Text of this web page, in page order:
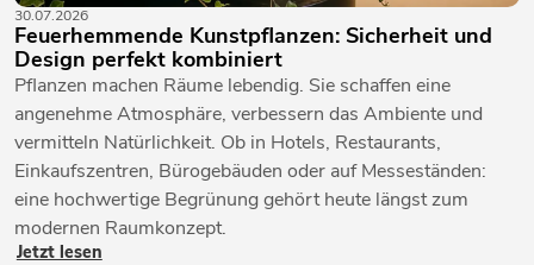
30.07.2026
Feuerhemmende Kunstpflanzen: Sicherheit und
Design perfekt kombiniert
Pflanzen machen Räume lebendig. Sie schaffen eine
angenehme Atmosphäre, verbessern das Ambiente und
vermitteln Natürlichkeit. Ob in Hotels, Restaurants,
Einkaufszentren, Bürogebäuden oder auf Messeständen:
eine hochwertige Begrünung gehört heute längst zum
modernen Raumkonzept.
Jetzt lesen